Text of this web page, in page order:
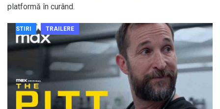
platformă în curând.
STIRI TRAILERE